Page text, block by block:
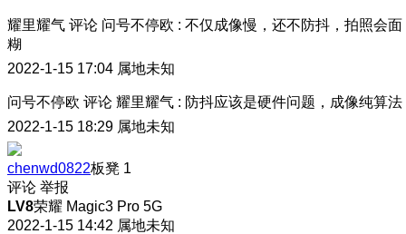
耀里耀气 评论 问号不停欧 : 不仅成像慢，还不防抖，拍照会面
糊
2022-1-15 17:04 属地未知
问号不停欧 评论 耀里耀气 : 防抖应该是硬件问题，成像纯算法
2022-1-15 18:29 属地未知
chenwd0822板凳 1
评论 举报
LV8荣耀 Magic3 Pro 5G
2022-1-15 14:42 属地未知